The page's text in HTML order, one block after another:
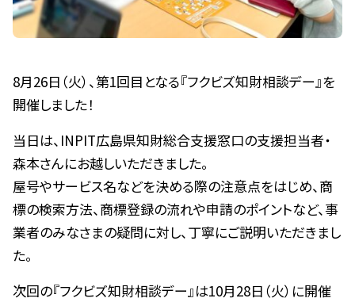
8月26日（火）、第1回目となる『フクビズ知財相談デー』を
開催しました！
当日は、INPIT広島県知財総合支援窓口の支援担当者・
森本さんにお越しいただきました。
屋号やサービス名などを決める際の注意点をはじめ、商
標の検索方法、商標登録の流れや申請のポイントなど、事
業者のみなさまの疑問に対し、丁寧にご説明いただきまし
た。
次回の『フクビズ知財相談デー』は10月28日（火）に開催